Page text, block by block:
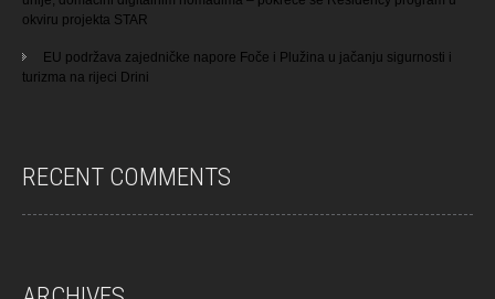
okviru projekta STAR
EU podržava zajedničke napore Foče i Plužina u jačanju sigurnosti i
turizma na rijeci Drini
RECENT COMMENTS